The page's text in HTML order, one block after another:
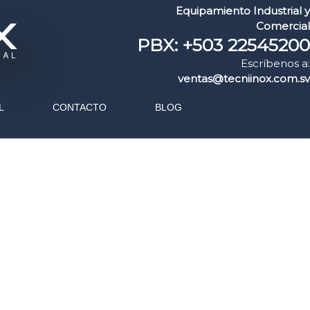
Equipamiento Industrial y
Comercial
PBX: +503 22545200
Escríbenos a:
ventas@tecniinox.com.sv
CONTACTO BLOG